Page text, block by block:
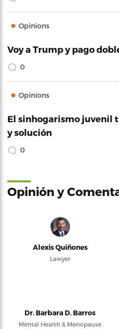
Opinions
Voy a Trump y pago
0
Opinions
El sinhogarismo juvenil
y solución
0
Opinión y
Alexis Quiñones
Lawyer
Dr. Barbara D. Barros
Mental Health & Menopause